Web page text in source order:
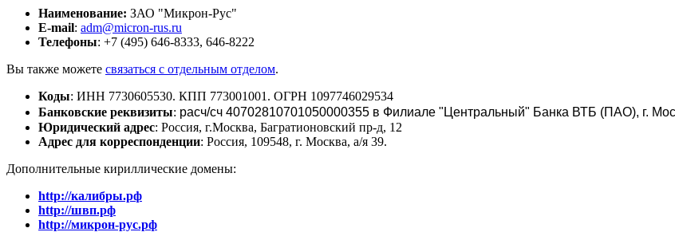
Наименование: ЗАО "Микрон-Рус"
E-mail: adm@micron-rus.ru
Телефоны: +7 (495) 646-8333, 646-8222
Вы также можете связаться с отдельным отделом.
Коды: ИНН 7730605530. КПП 773001001. ОГРН 1097746029534
Банковские реквизиты: расч/сч 40702810701050000355 в Филиале "Центральный" Банка ВТБ (ПАО), г.
Юридический адрес: Россия, г.Москва, Багратионовский пр-д, 12
Адрес для корреспонденции: Россия, 109548, г. Москва, а/я 39.
Дополнительные кириллические домены:
http://калибры.рф
http://швп.рф
http://микрон-рус.рф